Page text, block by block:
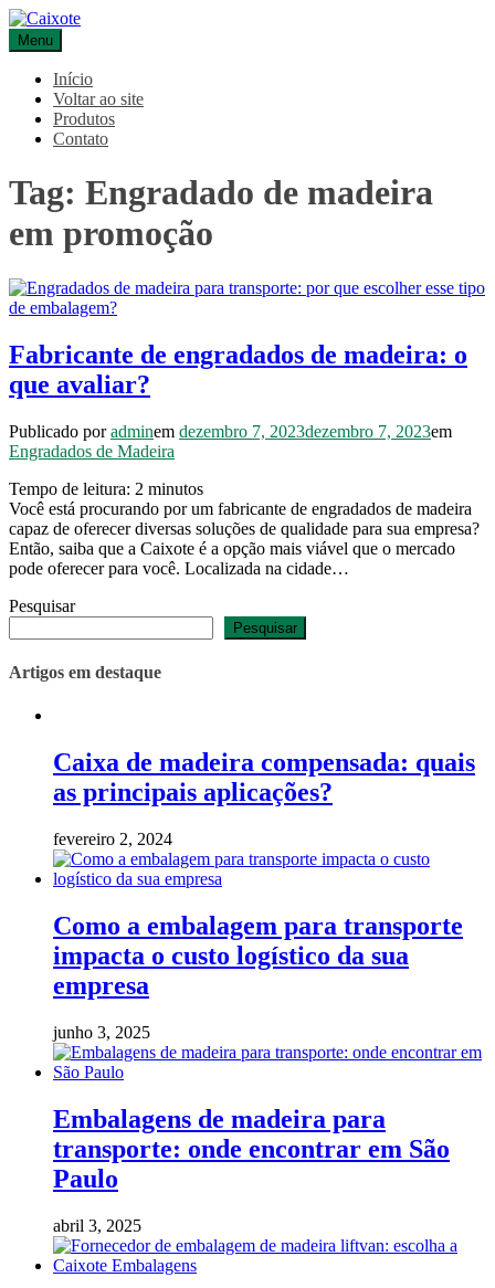
Pular
para
o
conteúdo
Caixote
Blog – Caixote
Menu
Início
Voltar ao site
Produtos
Contato
Tag: Engradado de madeira
em promoção
Fabricante de engradados de madeira: o
que avaliar?
Publicado poradminem dezembro 7, 2023dezembro 7, 2023em
Engradados de Madeira
Tempo de leitura: 2 minutos
Você está procurando por um fabricante de engradados de madeira
capaz de oferecer diversas soluções de qualidade para sua empresa?
Então, saiba que a Caixote é a opção mais viável que o mercado
pode oferecer para você. Localizada na cidade…
Pesquisar
Pesquisar
Artigos em destaque
Caixa de madeira compensada: quais
as principais aplicações?
fevereiro 2, 2024
Como a embalagem para transporte
impacta o custo logístico da sua
empresa
junho 3, 2025
Embalagens de madeira para
transporte: onde encontrar em São
Paulo
abril 3, 2025